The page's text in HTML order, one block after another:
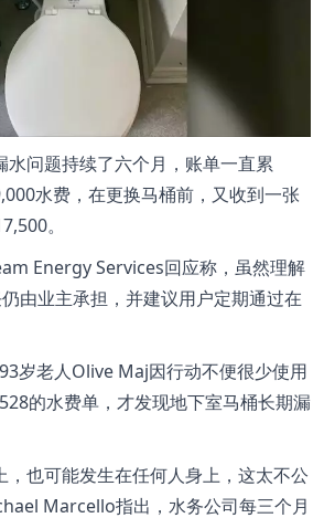
水问题持续了六个月，账单一直累
水费，在更换马桶前，又收到一张
。
Energy Services回应称，虽然理解
由业主承担，并建议用户定期通过在
岁老人Olive Maj因行动不便很少使用
的水费单，才发现地下室马桶长期漏
，也可能发生在任何人身上，这太不公
Marcello指出，水务公司每三个月